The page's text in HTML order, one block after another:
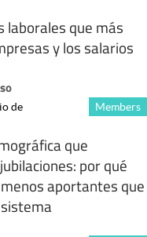
laborales que más
y los salarios
Members
de
que
por qué
aportantes que